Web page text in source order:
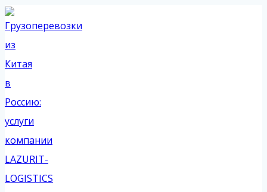
Перейти
к
содержимому